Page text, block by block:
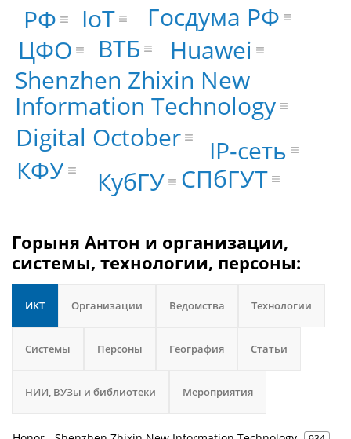
Shenzhen Zhixin New
Information Technology
Huawei
Digital October
ВТБ
Госдума РФ
IP-сеть
IoT
РФ
ЦФО
КФУ КубГУ СПбГУТ
Горыня Антон и организации,
системы, технологии, персоны:
ИКТ Организации Ведомства Технологии
Системы Персоны География Статьи
НИИ, ВУЗы и библиотеки Мероприятия